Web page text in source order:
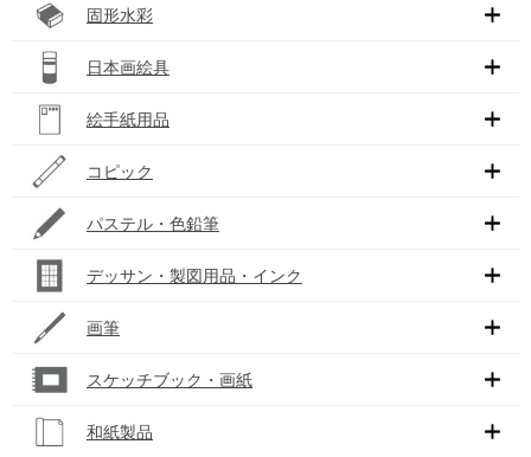
固形水彩
日本画絵具
絵手紙用品
コピック
パステル・色鉛筆
デッサン・製図用品・インク
画筆
スケッチブック・画紙
和紙製品